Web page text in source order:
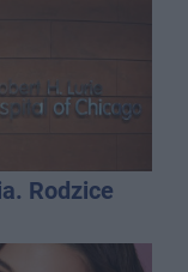
Rodzice